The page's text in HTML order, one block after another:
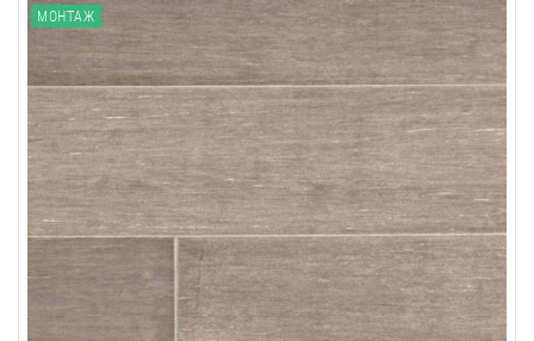
МОНТАЖ